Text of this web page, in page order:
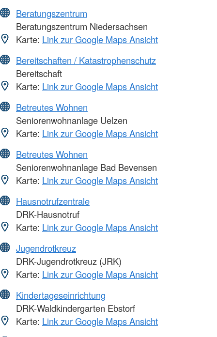
Beratungszentrum
Beratungszentrum Niedersachsen
Karte: Link zur Google Maps Ansicht
Bereitschaften / Katastrophenschutz
Bereitschaft
Karte: Link zur Google Maps Ansicht
Betreutes Wohnen
Seniorenwohnanlage Uelzen
Karte: Link zur Google Maps Ansicht
Betreutes Wohnen
Seniorenwohnanlage Bad Bevensen
Karte: Link zur Google Maps Ansicht
Hausnotrufzentrale
DRK-Hausnotruf
Karte: Link zur Google Maps Ansicht
Jugendrotkreuz
DRK-Jugendrotkreuz (JRK)
Karte: Link zur Google Maps Ansicht
Kindertageseinrichtung
DRK-Waldkindergarten Ebstorf
Karte: Link zur Google Maps Ansicht